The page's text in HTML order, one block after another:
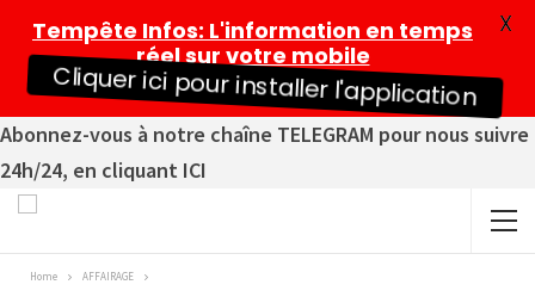
Abonnez-vous à notre chaîne TELEGRAM pour nous suivre
24h/24, en cliquant ICI
Home AFFAIRAGE
Tempête Infos: L'information en temps
réel sur votre mobile
Cliquer ici pour installer l'application
X